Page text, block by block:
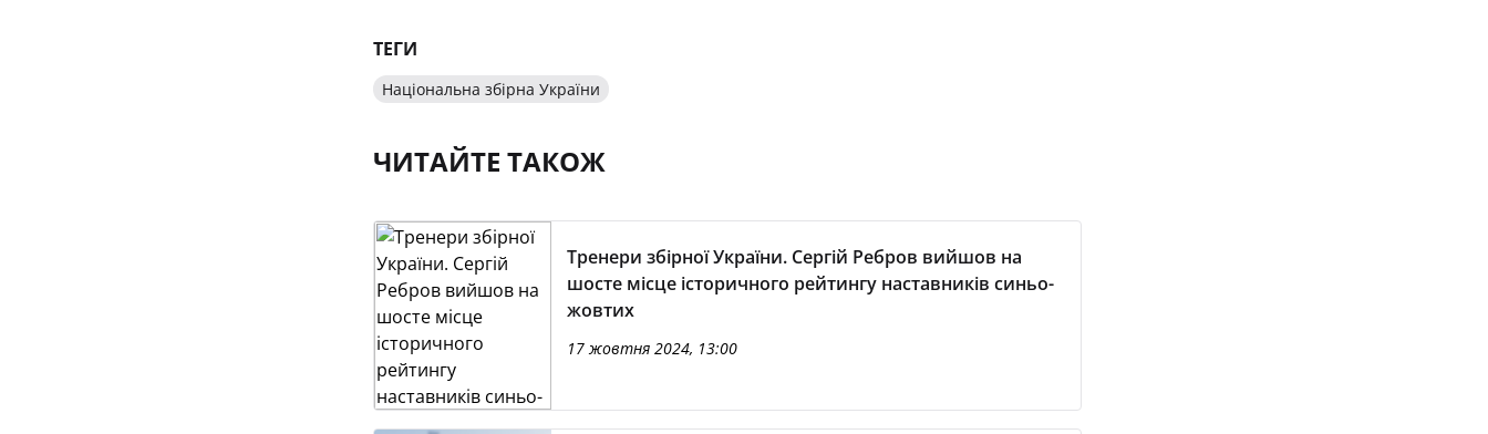
ТЕГИ
Національна збірна України
ЧИТАЙТЕ ТАКОЖ
Тренери збірної України. Сергій Ребров вийшов на
шосте місце історичного рейтингу наставників синьо-
жовтих
17 жовтня 2024, 13:00